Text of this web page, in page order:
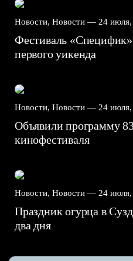
Новости, Новости — 24
Фестиваль
первого уикенда
Новости, Новости — 24
Объявили программу
кинофестиваля
Новости, Новости — 24
Праздник огурца в
два дня